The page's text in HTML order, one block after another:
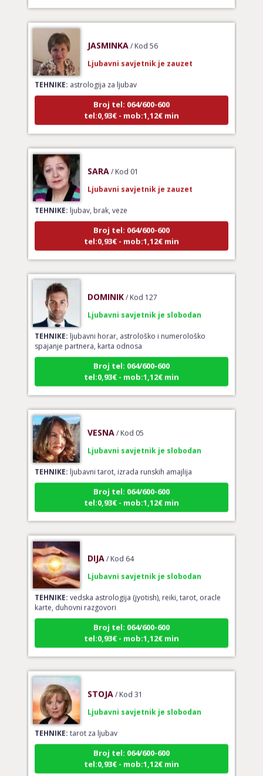
Ljubavni savjetnik je zauzet
TEHNIKE:astrologija za ljubav
Broj tel: 064/600-600
tel:0,93€ - mob:1,12€ min
TEHNIKE:ljubav, brak, veze
Broj tel: 064/600-600
tel:0,93€ - mob:1,12€ min
TEHNIKE:ljubavni horar, astrološko i numerološko
spajanje partnera, karta odnosa
Broj tel: 064/600-600
tel:0,93€ - mob:1,12€ min
TEHNIKE:ljubavni tarot, izrada runskih amajlija
Broj tel: 064/600-600
tel:0,93€ - mob:1,12€ min
Ljubavni savjetnik je slobodan
TEHNIKE:vedska astrologija (jyotish), reiki, tarot, oracle
karte, duhovni razgovori
Broj tel: 064/600-600
tel:0,93€ - mob:1,12€ min
Ljubavni savjetnik je slobodan
TEHNIKE:tarot za ljubav
Broj tel: 064/600-600
tel:0,93€ - mob:1,12€ min